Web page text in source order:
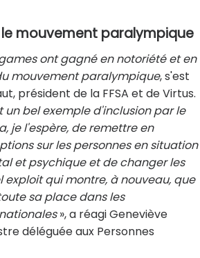
mouvement paralympique
ont gagné en notoriété et en
mouvement paralympique, s'est
président de la FFSA et de Virtus.
un bel exemple d'inclusion par le
je l'espère, de remettre en
sur les personnes en situation
et psychique et de changer les
exploit qui montre, à nouveau, que
sa place dans les
», a réagi Geneviève
déléguée aux Personnes